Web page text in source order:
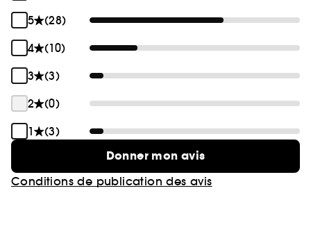
5
(28)
4
(10)
3
(3)
2
(0)
1
(3)
Donner mon avis
Conditions de publication des avis